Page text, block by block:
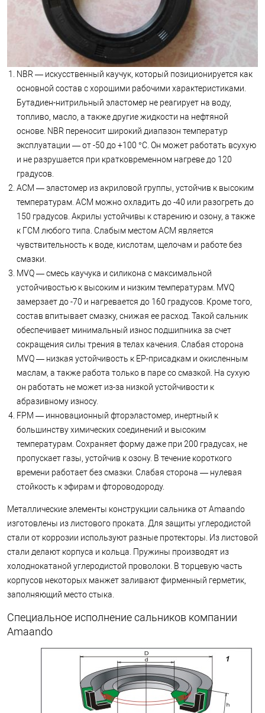
NBR — искусственный каучук, который позиционируется как
основной состав с хорошими рабочими характеристиками.
Бутадиен-нитрильный эластомер не реагирует на воду,
топливо, масло, а также другие жидкости на нефтяной
основе. NBR переносит широкий диапазон температур
эксплуатации — от -50 до +100 °C. Он может работать всухую
и не разрушается при кратковременном нагреве до 120
градусов.
АСМ — эластомер из акриловой группы, устойчив к высоким
температурам. АСМ можно охладить до -40 или разогреть до
150 градусов. Акрилы устойчивы к старению и озону, а также
к ГСМ любого типа. Слабым местом АСМ является
чувствительность к воде, кислотам, щелочам и работе без
смазки.
MVQ — смесь каучука и силикона с максимальной
устойчивостью к высоким и низким температурам. MVQ
замерзает до -70 и нагревается до 160 градусов. Кроме того,
состав впитывает смазку, снижая ее расход. Такой сальник
обеспечивает минимальный износ подшипника за счет
сокращения силы трения в телах качения. Слабая сторона
MVQ — низкая устойчивость к ЕР-присадкам и окисленным
маслам, а также работа только в паре со смазкой. На сухую
он работать не может из-за низкой устойчивости к
абразивному износу.
FPM — инновационный фторэластомер, инертный к
большинству химических соединений и высоким
температурам. Сохраняет форму даже при 200 градусах, не
пропускает газы, устойчив к озону. В течение короткого
времени работает без смазки. Слабая сторона — нулевая
стойкость к эфирам и фтороводороду.
Металлические элементы конструкции сальника от Amaando
изготовлены из листового проката. Для защиты углеродистой
стали от коррозии используют разные протекторы. Из листовой
стали делают корпуса и кольца. Пружины производят из
холоднокатаной углеродистой проволоки. В торцевую часть
корпусов некоторых манжет заливают фирменный герметик,
заполняющий место стыка.
Специальное исполнение сальников компании
Amaando